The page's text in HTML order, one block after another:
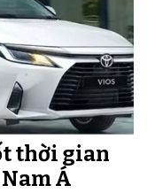
thời gian
Á